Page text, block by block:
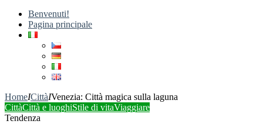
Benvenuti!
Pagina principale
HomeICittàIVenezia: Città magica sulla laguna
CittàCittà e luoghiStile di vitaViaggiare
Tendenza